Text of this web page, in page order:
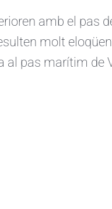
amb el pas
molt
al pas marítim de